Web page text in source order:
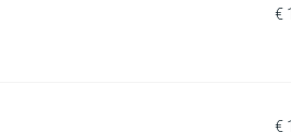
€
€